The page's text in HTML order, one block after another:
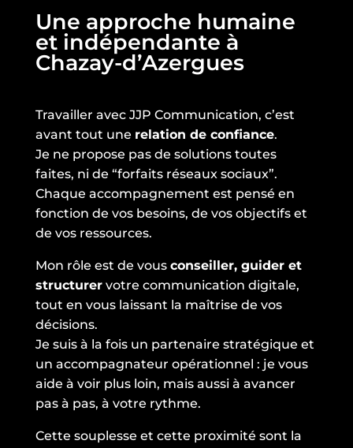
Une approche humaine
et indépendante à
Chazay-d’Azergues
Travailler avec JJP Communication, c’est
avant tout une relation de confiance.
Je ne propose pas de solutions toutes
faites, ni de “forfaits réseaux sociaux”.
Chaque accompagnement est pensé en
fonction de vos besoins, de vos objectifs et
de vos ressources.
Mon rôle est de vous conseiller, guider et
structurervotre communication digitale,
tout en vous laissant la maîtrise de vos
décisions.
Je suis à la fois un partenaire stratégique et
un accompagnateur opérationnel : je vous
aide à voir plus loin, mais aussi à avancer
pas à pas, à votre rythme.
Cette souplesse et cette proximité sont la